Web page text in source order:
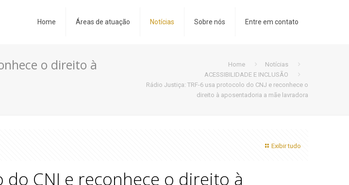
Home Áreas de atuação Notícias Sobre nós Entre em contato
o direito à Home
Notícias
ACESSIBILIDADE E INCLUSÃO
Rádio Justiça: TRF-6 usa protocolo do CNJ e reconhece o
direito à aposentadoria a mãe lavradora
Exibir tudo
do CNJ e reconhece o direito à